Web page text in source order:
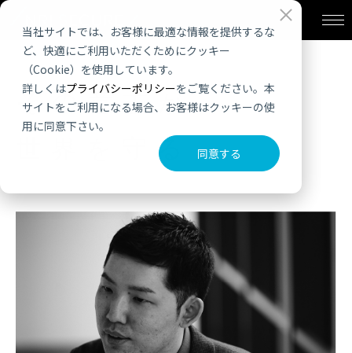
当社サイトでは、お客様に最適な情報を提供するな
ど、快適にご利用いただくためにクッキー
（Cookie）を使用しています。
詳しくはプライバシーポリシーをご覧ください。本
サイトをご利用になる場合、お客様はクッキーの使
用に同意下さい。
同意する
その意志が、
世界を守る。